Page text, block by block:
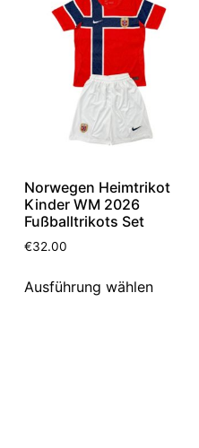
Norwegen Heimtrikot
Kinder WM 2026
Fußballtrikots Set
€32.00
Ausführung wählen